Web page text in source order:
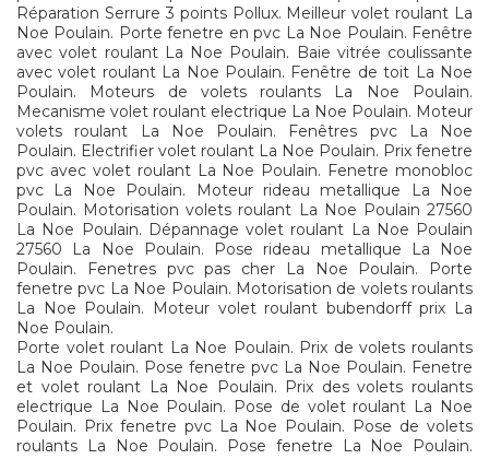
Réparation Serrure 3 points Pollux. Meilleur volet roulant La
Noe Poulain. Porte fenetre en pvc La Noe Poulain. Fenêtre
avec volet roulant La Noe Poulain. Baie vitrée coulissante
avec volet roulant La Noe Poulain. Fenêtre de toit La Noe
Poulain. Moteurs de volets roulants La Noe Poulain.
Mecanisme volet roulant electrique La Noe Poulain. Moteur
volets roulant La Noe Poulain. Fenêtres pvc La Noe
Poulain. Electrifier volet roulant La Noe Poulain. Prix fenetre
pvc avec volet roulant La Noe Poulain. Fenetre monobloc
pvc La Noe Poulain. Moteur rideau metallique La Noe
Poulain. Motorisation volets roulant La Noe Poulain 27560
La Noe Poulain. Dépannage volet roulant La Noe Poulain
27560 La Noe Poulain. Pose rideau metallique La Noe
Poulain. Fenetres pvc pas cher La Noe Poulain. Porte
fenetre pvc La Noe Poulain. Motorisation de volets roulants
La Noe Poulain. Moteur volet roulant bubendorff prix La
Noe Poulain.
Porte volet roulant La Noe Poulain. Prix de volets roulants
La Noe Poulain. Pose fenetre pvc La Noe Poulain. Fenetre
et volet roulant La Noe Poulain. Prix des volets roulants
electrique La Noe Poulain. Pose de volet roulant La Noe
Poulain. Prix fenetre pvc La Noe Poulain. Pose de volets
roulants La Noe Poulain. Pose fenetre La Noe Poulain.